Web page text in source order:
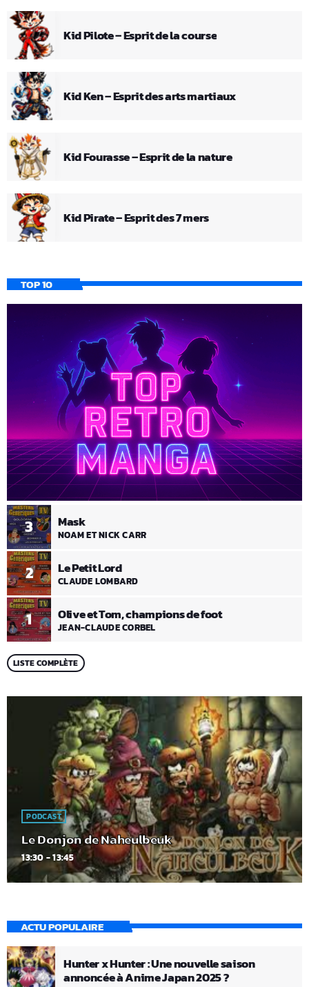
Kid Pilote – Esprit de la course
Kid Ken – Esprit des arts martiaux
Kid Fourasse – Esprit de la nature
Kid Pirate – Esprit des 7 mers
TOP 10
1 Olive et Tom, champions de foot
JEAN-CLAUDE CORBEL
2 Le Petit Lord
CLAUDE LOMBARD
3 Mask
NOAM ET NICK CARR
LISTE COMPLÈTE
PODCAST
Le Donjon de Naheulbeuk
13:30 - 13:45
ACTU POPULAIRE
Hunter x Hunter : Une nouvelle saison
annoncée à Anime Japan 2025 ?